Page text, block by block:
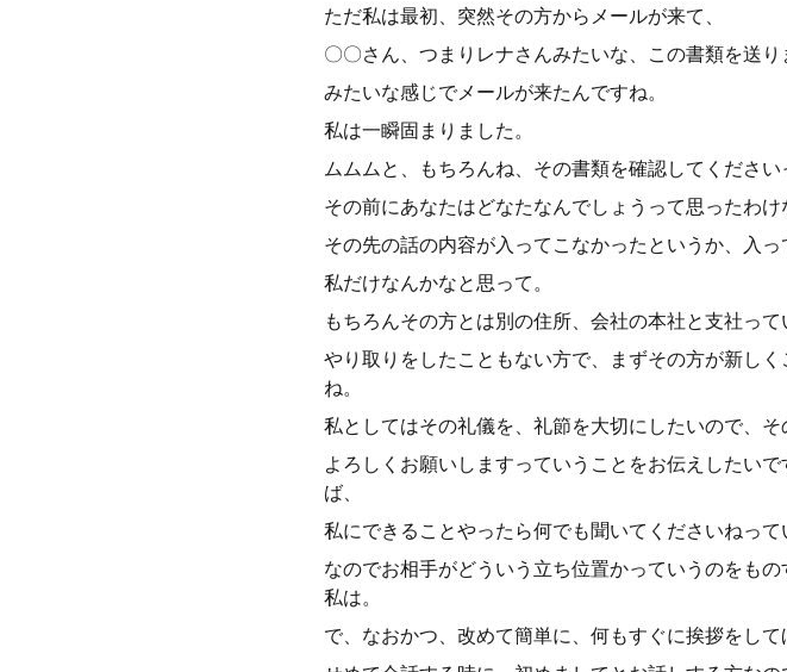
ただ私は最初、突然その方からメールが来て、
〇〇さん、つまりレナさんみたいな、この書類を送
みたいな感じでメールが来たんですね。
私は一瞬固まりました。
ムムムと、もちろんね、その書類を確認してください
その前にあなたはどなたなんでしょうって思ったわけ
その先の話の内容が入ってこなかったというか、入っ
私だけなんかなと思って。
もちろんその方とは別の住所、会社の本社と支社っ
やり取りをしたこともない方で、まずその方が新し
ね。
私としてはその礼儀を、礼節を大切にしたいので、
よろしくお願いしますっていうことをお伝えしたい
ば、
私にできることやったら何でも聞いてくださいねって
なのでお相手がどういう立ち位置かっていうのをも
私は。
で、なおかつ、改めて簡単に、何もすぐに挨拶をし